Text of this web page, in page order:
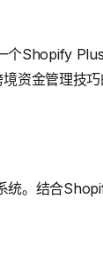
Shopify
资金管理技巧
。结合